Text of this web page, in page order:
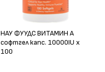
НАУ ФУУДС ВИТАМИН А
софтгел капс. 10000IU х
100